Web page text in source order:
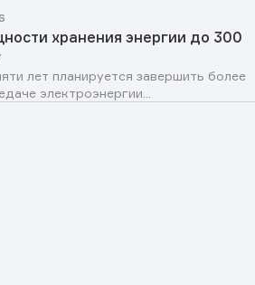
хранения энергии до 300
лет планируется завершить более
электроэнергии...